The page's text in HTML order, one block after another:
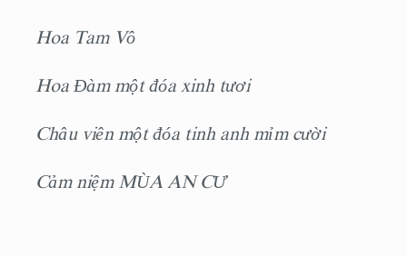
Hoa Tam Vô
Hoa Đàm một đóa xinh tươi
Châu viên một đóa tinh anh mỉm cười
Cảm niệm MÙA AN CƯ